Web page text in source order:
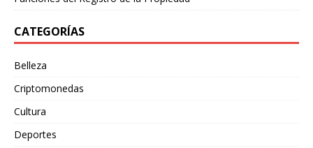
CATEGORÍAS
Belleza
Criptomonedas
Cultura
Deportes